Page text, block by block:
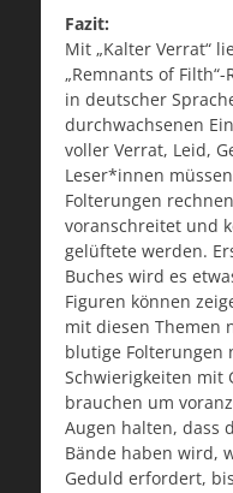
Fazit:
Mit „Kalter Verrat“
„Remnants of Filth“-
in deutscher
durchwachsenen
voller Verrat, Leid,
Leser*innen
Folterungen
voranschreitet und
gelüftete werden.
Buches wird es
Figuren können
mit diesen Themen
blutige Folterungen
Schwierigkeiten mit
brauchen um
Augen halten, dass
Bände haben wird,
Geduld erfordert,